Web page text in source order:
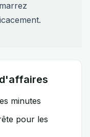
minutes
pour les